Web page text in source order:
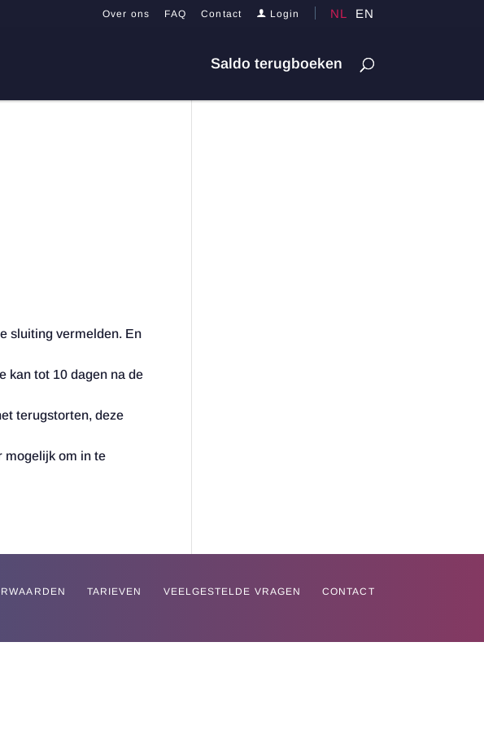
Over ons FAQ Contact Login NL EN
Saldo terugboeken
sluiting vermelden. En
kan tot 10 dagen na de
terugstorten, deze
mogelijk om in te
TARIEVEN VEELGESTELDE VRAGEN CONTACT